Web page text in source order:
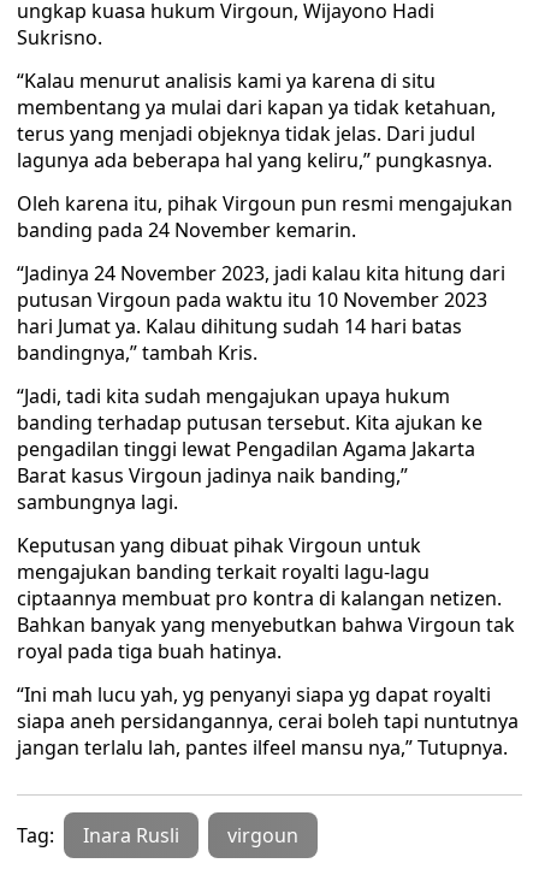
ungkap kuasa hukum Virgoun, Wijayono Hadi
Sukrisno.
“Kalau menurut analisis kami ya karena di situ
membentang ya mulai dari kapan ya tidak ketahuan,
terus yang menjadi objeknya tidak jelas. Dari judul
lagunya ada beberapa hal yang keliru,” pungkasnya.
Oleh karena itu, pihak Virgoun pun resmi mengajukan
banding pada 24 November kemarin.
“Jadinya 24 November 2023, jadi kalau kita hitung dari
putusan Virgoun pada waktu itu 10 November 2023
hari Jumat ya. Kalau dihitung sudah 14 hari batas
bandingnya,” tambah Kris.
“Jadi, tadi kita sudah mengajukan upaya hukum
banding terhadap putusan tersebut. Kita ajukan ke
pengadilan tinggi lewat Pengadilan Agama Jakarta
Barat kasus Virgoun jadinya naik banding,”
sambungnya lagi.
Keputusan yang dibuat pihak Virgoun untuk
mengajukan banding terkait royalti lagu-lagu
ciptaannya membuat pro kontra di kalangan netizen.
Bahkan banyak yang menyebutkan bahwa Virgoun tak
royal pada tiga buah hatinya.
“Ini mah lucu yah, yg penyanyi siapa yg dapat royalti
siapa aneh persidangannya, cerai boleh tapi nuntutnya
jangan terlalu lah, pantes ilfeel mansu nya,” Tutupnya.
Tag: Inara Rusli virgoun